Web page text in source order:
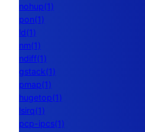
nohup(1)
pon(1)
ld(1)
nm(1)
ndiff(1)
gstack(1)
pmap(1)
hugetop(1)
lsirq(1)
pcp-ipcs(1)